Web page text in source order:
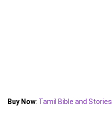
Buy Now: Tamil Bible and Stories